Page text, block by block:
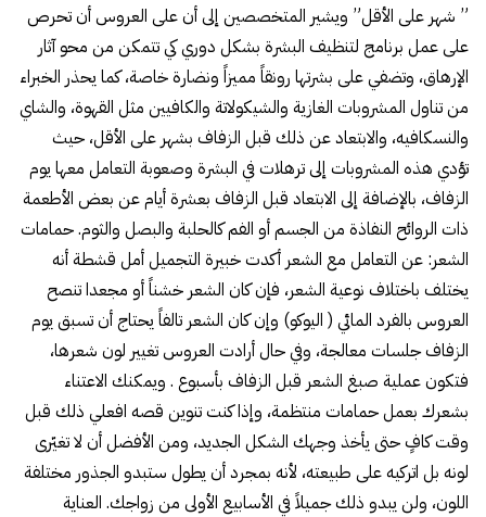
” شهر على الأقل” ويشير المتخصصين إلى أن على العروس أن تحرص
على عمل برنامج لتنظيف البشرة بشكل دوري كي تتمكن من محو آثار
الإرهاق، وتضفي على بشرتها رونقاً مميزاً ونضارة خاصة، كما يحذر الخبراء
من تناول المشروبات الغازية والشيكولاتة والكافيين مثل القهوة، والشاي
والنسكافيه، والابتعاد عن ذلك قبل الزفاف بشهر على الأقل، حيث
تؤدي هذه المشروبات إلى ترهلات في البشرة وصعوبة التعامل معها يوم
الزفاف، بالإضافة إلى الابتعاد قبل الزفاف بعشرة أيام عن بعض الأطعمة
ذات الروائح النفاذة من الجسم أو الفم كالحلبة والبصل والثوم. حمامات
الشعر: عن التعامل مع الشعر أكدت خبيرة التجميل أمل قشطة أنه
يختلف باختلاف نوعية الشعر، فإن كان الشعر خشناً أو مجعدا تنصح
العروس بالفرد المائي ( اليوكو) وإن كان الشعر تالفاً يحتاج أن تسبق يوم
الزفاف جلسات معالجة، وفي حال أرادت العروس تغيير لون شعرها،
فتكون عملية صبغ الشعر قبل الزفاف بأسبوع . ويمكنك الاعتناء
بشعرك بعمل حمامات منتظمة، وإذا كنت تنوين قصه افعلي ذلك قبل
وقت كافٍ حتى يأخذ وجهك الشكل الجديد، ومن الأفضل أن لا تغيّرى
لونه بل اتركيه على طبيعته، لأنه بمجرد أن يطول ستبدو الجذور مختلفة
اللون، ولن يبدو ذلك جميلاً في الأسابيع الأولى من زواجك. العناية